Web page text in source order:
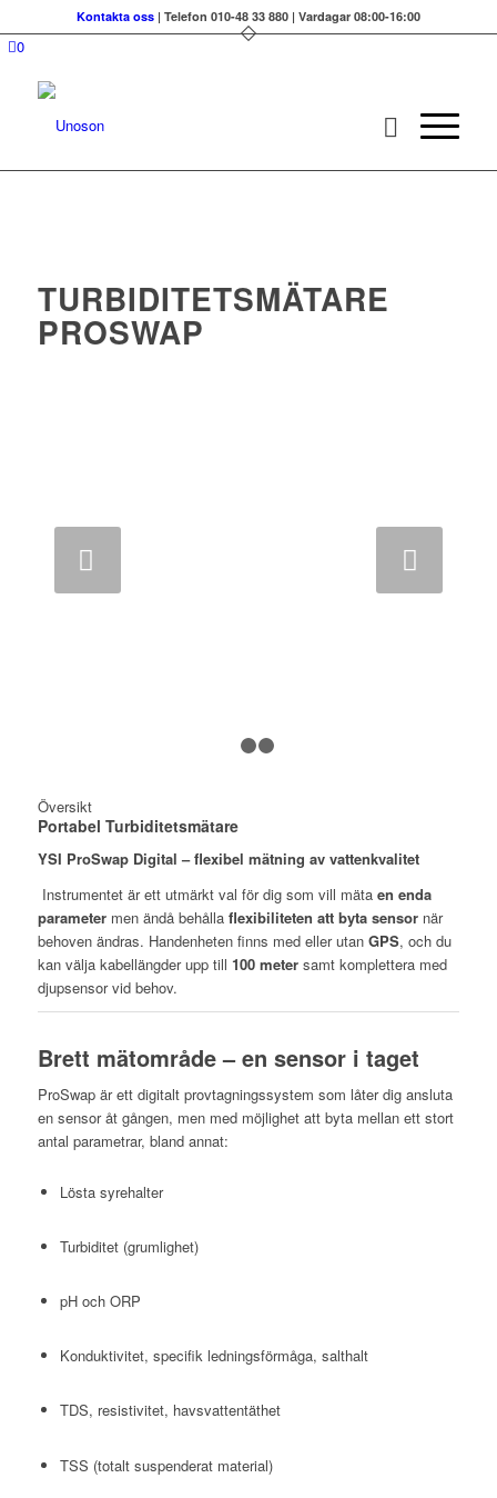
Kontakta oss| Telefon 010-48 33 880 | Vardagar 08:00-16:00
0
TURBIDITETSMÄTARE
PROSWAP
TURBIDITETSMÄTNING
Översikt
Portabel Turbiditetsmätare
YSI ProSwap Digital – flexibel mätning av vattenkvalitet
Instrumentet är ett utmärkt val för dig som vill mäta en enda
parametermen ändå behålla flexibiliteten att byta sensornär
behoven ändras. Handenheten finns med eller utan GPS, och du
kan välja kabellängder upp till 100 metersamt komplettera med
djupsensor vid behov.
Brett mätområde – en sensor i taget
ProSwap är ett digitalt provtagningssystem som låter dig ansluta
en sensor åt gången, men med möjlighet att byta mellan ett stort
antal parametrar, bland annat:
Lösta syrehalter
Turbiditet (grumlighet)
pH och ORP
Konduktivitet, specifik ledningsförmåga, salthalt
TDS, resistivitet, havsvattentäthet
TSS (totalt suspenderat material)